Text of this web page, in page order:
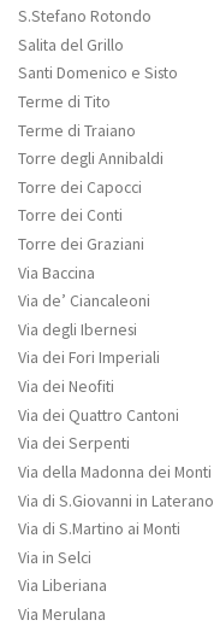
S.Stefano Rotondo
Salita del Grillo
Santi Domenico e Sisto
Terme di Tito
Terme di Traiano
Torre degli Annibaldi
Torre dei Capocci
Torre dei Conti
Torre dei Graziani
Via Baccina
Via de’ Ciancaleoni
Via degli Ibernesi
Via dei Fori Imperiali
Via dei Neofiti
Via dei Quattro Cantoni
Via dei Serpenti
Via della Madonna dei Monti
Via di S.Giovanni in Laterano
Via di S.Martino ai Monti
Via in Selci
Via Liberiana
Via Merulana